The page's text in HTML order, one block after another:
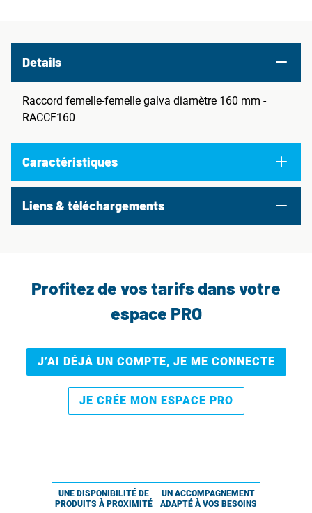
Details
Raccord femelle-femelle galva diamètre 160 mm -
RACCF160
Caractéristiques
Liens & téléchargements
Profitez de vos tarifs dans votre
espace PRO
J’AI DÉJÀ UN COMPTE, JE ME CONNECTE
JE CRÉE MON ESPACE PRO
UNE DISPONIBILITÉ DE
PRODUITS À PROXIMITÉ
UN ACCOMPAGNEMENT
ADAPTÉ À VOS BESOINS